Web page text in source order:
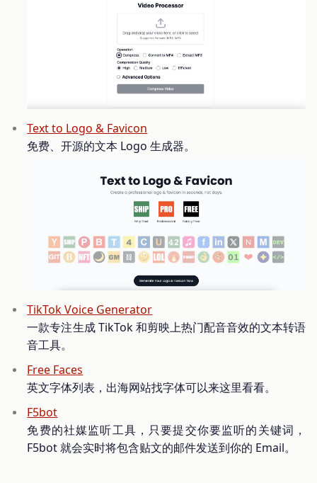
Text to Logo & Favicon
免费、开源的文本 Logo 生成器。
TikTok Voice Generator
一款专注生成 TikTok 和剪映上热门配音音效的文本转语
音工具。
Free Faces
英文字体列表，出海网站找字体可以来这里看看。
F5bot
免费的社媒监听工具，只要提交你要监听的关键词，
F5bot 就会实时将包含贴文的邮件发送到你的 Email。